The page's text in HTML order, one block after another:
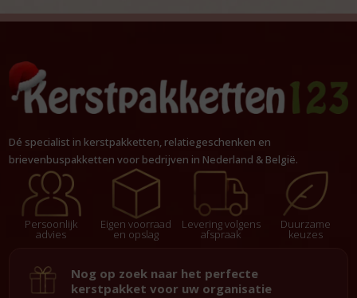
Dé specialist in kerstpakketten, relatiegeschenken en
brievenbuspakketten voor bedrijven in Nederland & België.
Persoonlijk
advies
Eigen voorraad
en opslag
Levering volgens
afspraak
Duurzame
keuzes
Nog op zoek naar het perfecte
kerstpakket voor uw organisatie